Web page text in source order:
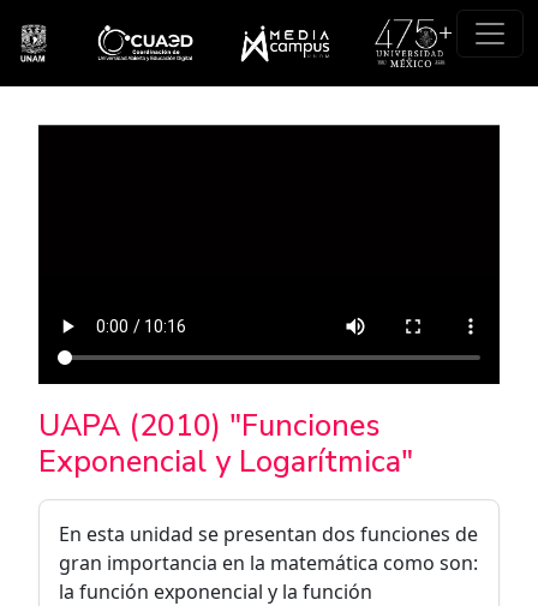
UAPA (2010) "Funciones
Exponencial y Logarítmica"
En esta unidad se presentan dos funciones de
gran importancia en la matemática como son:
la función exponencial y la función